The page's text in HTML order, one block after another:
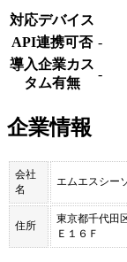
対応デバイス
API連携可否 -
導入企業カス
タム有無
-
企業情報
会社
名
エムエスシー
住所
東京都千代田
Ｅ１６Ｆ